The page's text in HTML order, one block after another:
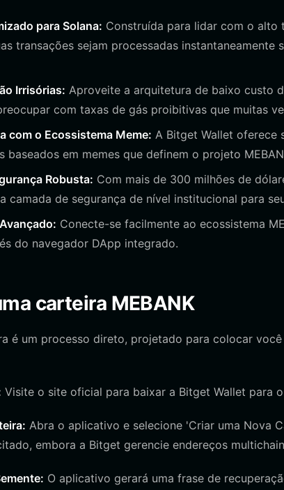
para Solana: Construída para lidar com o alto
transações sejam processadas instantaneamente
Irrisórias: Aproveite a arquitetura de baixo custo
com taxas de gás proibitivas que muitas
com o Ecossistema Meme: A Bitget Wallet oferece
baseados em memes que definem o projeto
Robusta: Com mais de 300 milhões de
camada de segurança de nível institucional para
Conecte-se facilmente ao ecossistema
do navegador DApp integrado.
carteira MEBANK
é um processo direto, projetado para colocar
Visite o site oficial para baixar a Bitget Wallet para
Abra o aplicativo e selecione 'Criar uma Nova
embora a Bitget gerencie endereços
O aplicativo gerará uma frase de